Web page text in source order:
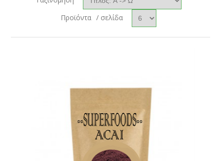
Προϊόντα / σελίδα